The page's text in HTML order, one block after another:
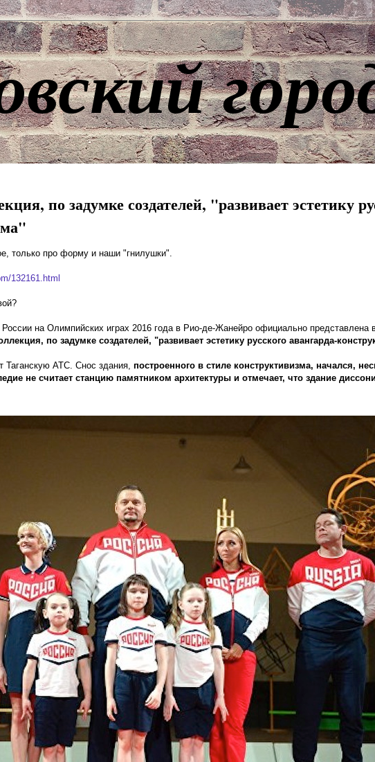
по задумке создателей, "развивает эстетику
только про форму и наши "гнилушки".
132161.html
на Олимпийских играх 2016 года в Рио-де-Жанейро официально представлена
по задумке создателей, "развивает эстетику русского авангарда-
Таганскую АТС. Снос здания, построенного в стиле конструктивизма, начался,
не считает станцию памятником архитектуры и отмечает, что здание